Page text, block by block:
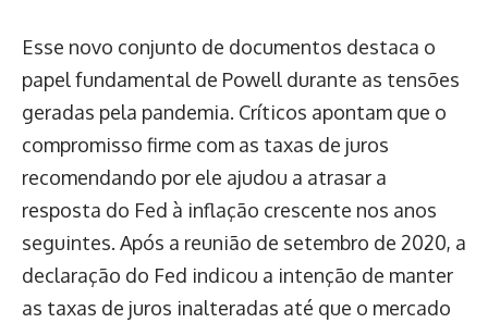
Esse novo conjunto de documentos destaca o
papel fundamental de Powell durante as tensões
geradas pela pandemia. Críticos apontam que o
compromisso firme com as taxas de juros
recomendando por ele ajudou a atrasar a
resposta do Fed à inflação crescente nos anos
seguintes. Após a reunião de setembro de 2020, a
declaração do Fed indicou a intenção de manter
as taxas de juros inalteradas até que o mercado